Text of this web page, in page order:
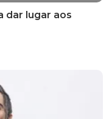
dar lugar aos